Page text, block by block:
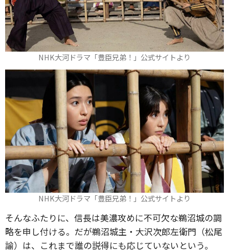
NHK大河ドラマ「豊臣兄弟！」公式サイトより
NHK大河ドラマ「豊臣兄弟！」公式サイトより
そんなふたりに、信長は美濃攻めに不可欠な鵜沼城の調
略を申し付ける。だが鵜沼城主・大沢次郎左衛門（松尾
諭）は、これまで誰の説得にも応じていないという。